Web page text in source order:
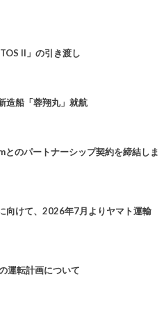
II」の引き渡し
造船「蓉翔丸」就航
とのパートナーシップ契約を締結しま
向けて、2026年7月よりヤマト運輸
運転計画について